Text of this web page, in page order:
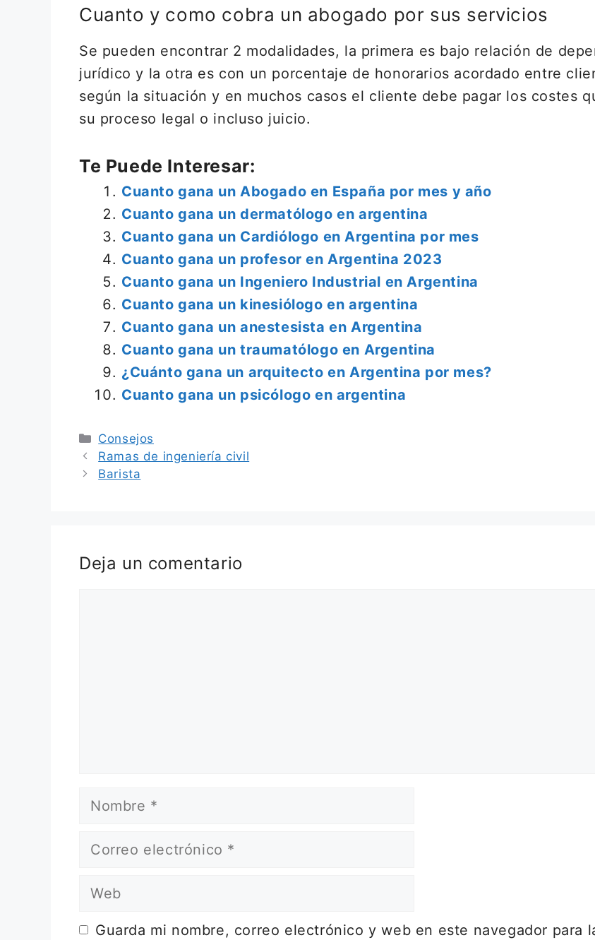
Cuanto y como cobra un abogado por sus servicios
Se pueden encontrar 2 modalidades, la primera es bajo relación de
jurídico y la otra es con un porcentaje de honorarios acordado entre
según la situación y en muchos casos el cliente debe pagar los costes
su proceso legal o incluso juicio.
Te Puede Interesar:
Cuanto gana un Abogado en España por mes y año
Cuanto gana un dermatólogo en argentina
Cuanto gana un Cardiólogo en Argentina por mes
Cuanto gana un profesor en Argentina 2023
Cuanto gana un Ingeniero Industrial en Argentina
Cuanto gana un kinesiólogo en argentina
Cuanto gana un anestesista en Argentina
Cuanto gana un traumatólogo en Argentina
¿Cuánto gana un arquitecto en Argentina por mes?
Cuanto gana un psicólogo en argentina
Categorías
Consejos
Ramas de ingeniería civil
Barista
Deja un comentario
Nombre
Correo
Web
Guarda mi nombre, correo electrónico y web en este navegador para